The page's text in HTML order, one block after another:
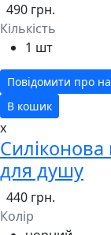
490 грн.
Кількість
1 шт
Повідомити про
В кошик
x
Силіконова
для душу
440 грн.
Колір